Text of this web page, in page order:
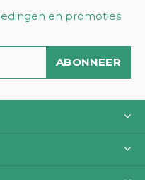
en promoties
ABONNEER